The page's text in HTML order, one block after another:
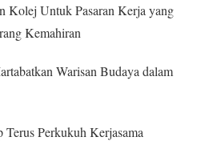
Kolej Untuk Pasaran Kerja yang
Kemahiran
Warisan Budaya dalam
Perkukuh Kerjasama